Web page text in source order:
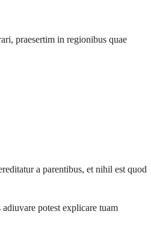
praesertim in regionibus quae
a parentibus, et nihil est quod
potest explicare tuam